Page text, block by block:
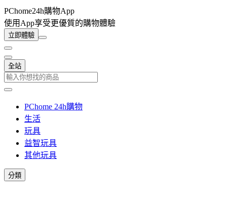
PChome24h購物App
使用App享受更優質的購物體驗
立即體驗
全站
PChome 24h購物
生活
玩具
益智玩具
其他玩具
分類